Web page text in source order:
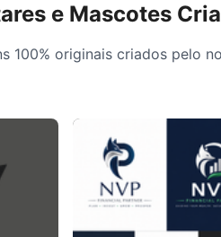
e Mascotes
100% originais criados pelo